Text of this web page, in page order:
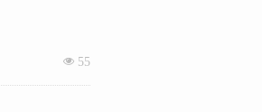
用地以指标调
넶 55